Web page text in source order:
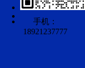
手机：
18921237777